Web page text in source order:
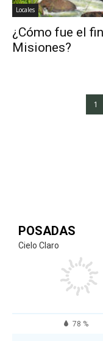
Locales
¿Cómo fue el
Misiones?
1
POSADAS
Cielo Claro
78 %